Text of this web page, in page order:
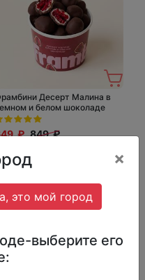
×
это мой город
выберите его
Десерт Малина в
и белом шоколаде
₽ 849 ₽